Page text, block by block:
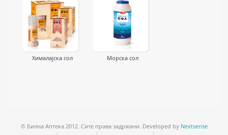
Хималајска сол Морска сол
© Билна Аптека 2012. Сите права задржани. Developed by Nextsense